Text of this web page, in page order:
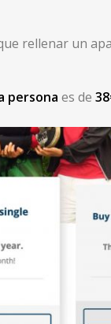
rellenar un
persona es de